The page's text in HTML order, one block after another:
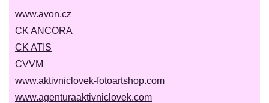
www.avon.cz
CK ANCORA
CK ATIS
CVVM
www.aktivniclovek-fotoartshop.com
www.agenturaaktivniclovek.com